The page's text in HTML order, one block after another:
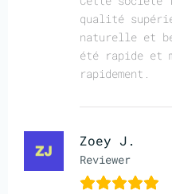
qualité
naturelle et
été rapide et
rapidement.
Zoey J.
Reviewer